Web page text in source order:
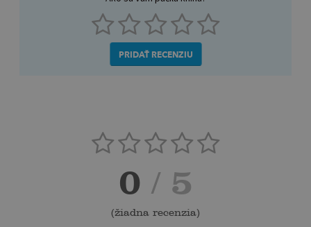
PRIDAŤ RECENZIU
0 / 5
(žiadna recenzia)